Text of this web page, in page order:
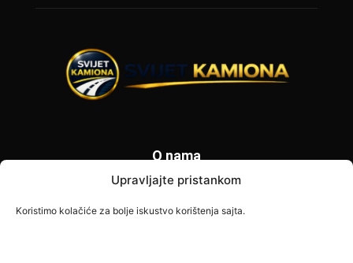
Upravljajte pristankom
Koristimo kolačiće za bolje iskustvo korištenja sajta.
O nama
Svijet Kamiona je specijalizovani portal posvećen vozačima
kamiona i transportnoj industriji. Donosimo najnovije